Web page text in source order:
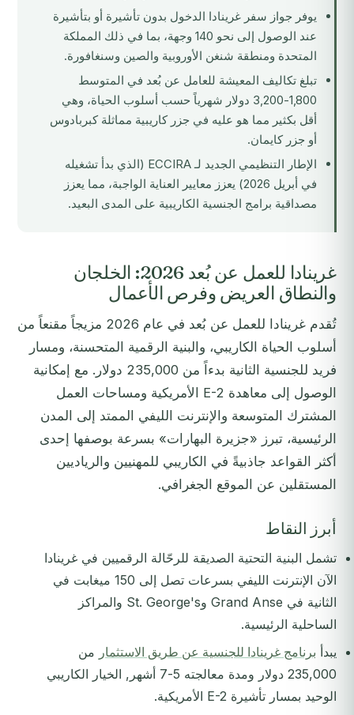
يوفر جواز سفر غرينادا الدخول بدون تأشيرة أو بتأشيرة
عند الوصول إلى نحو 140 وجهة، بما في ذلك المملكة
المتحدة ومنطقة شنغن الأوروبية والصين وسنغافورة.
تبلغ تكاليف المعيشة للعامل عن بُعد في المتوسط
1,800-3,200 دولار شهرياً حسب أسلوب الحياة، وهي
أقل بكثير مما هو عليه في جزر كاريبية مماثلة كبربادوس
أو جزر كايمان.
الإطار التنظيمي الجديد لـ ECCIRA (الذي بدأ تشغيله
في أبريل 2026) يعزز معايير العناية الواجبة، مما يعزز
مصداقية برامج الجنسية الكاريبية على المدى البعيد.
غرينادا للعمل عن بُعد 2026: الخلجان
والنطاق العريض وفرص الأعمال
تُقدم غرينادا للعمل عن بُعد في عام 2026 مزيجاً مقنعاً من
أسلوب الحياة الكاريبي، والبنية الرقمية المتحسنة، ومسار
فريد للجنسية الثانية بدءاً من 235,000 دولار. مع إمكانية
الوصول إلى معاهدة E-2 الأمريكية ومساحات العمل
المشترك المتوسعة والإنترنت الليفي الممتد إلى المدن
الرئيسية، تبرز «جزيرة البهارات» بسرعة بوصفها إحدى
أكثر القواعد جاذبيةً في الكاريبي للمهنيين والرياديين
المستقلين عن الموقع الجغرافي.
أبرز النقاط
تشمل البنية التحتية الصديقة للرحّالة الرقميين في غرينادا
الآن الإنترنت الليفي بسرعات تصل إلى 150 ميغابت في
الثانية في Grand Anse وSt. George's والمراكز
الساحلية الرئيسية.
يبدأ برنامج غرينادا للجنسية عن طريق الاستثمار من
235,000 دولار ومدة معالجته 5-7 أشهر, الخيار الكاريبي
الوحيد بمسار تأشيرة E-2 الأمريكية.